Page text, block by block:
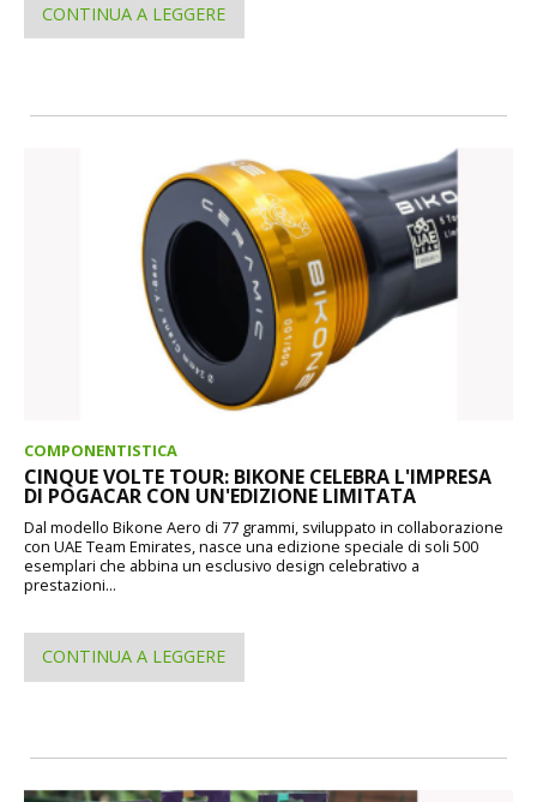
CONTINUA A LEGGERE
COMPONENTISTICA
CINQUE VOLTE TOUR: BIKONE CELEBRA L'IMPRESA
DI POGACAR CON UN'EDIZIONE LIMITATA
Dal modello Bikone Aero di 77 grammi, sviluppato in collaborazione
con UAE Team Emirates, nasce una edizione speciale di soli 500
esemplari che abbina un esclusivo design celebrativo a
prestazioni...
CONTINUA A LEGGERE